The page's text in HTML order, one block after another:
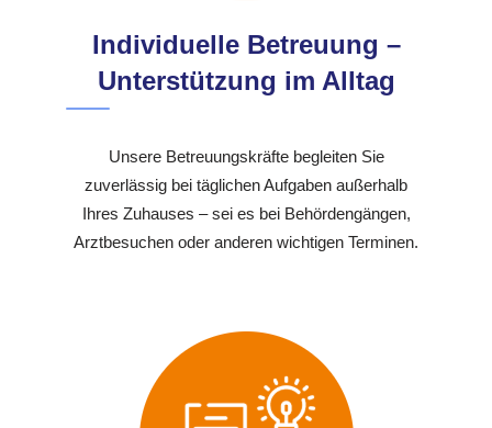
Individuelle Betreuung –
Unterstützung im Alltag
Unsere Betreuungskräfte begleiten Sie
zuverlässig bei täglichen Aufgaben außerhalb
Ihres Zuhauses – sei es bei Behördengängen,
Arztbesuchen oder anderen wichtigen Terminen.